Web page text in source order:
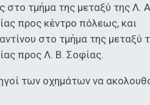
στο τμήμα της μεταξύ της Λ.
προς κέντρο πόλεως, και
στο τμήμα της
προς Λ. Β. Σοφίας.
των οχημάτων να